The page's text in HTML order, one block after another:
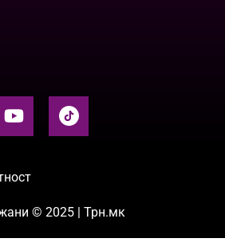
© 2025 | Трн.мк